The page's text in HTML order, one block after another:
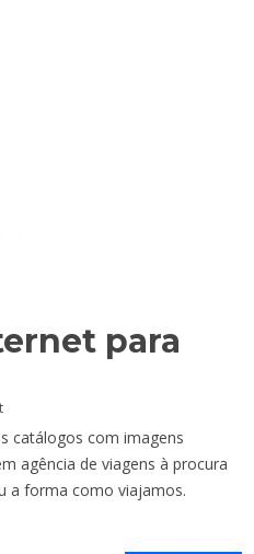
para
catálogos com imagens
agência de viagens à procura
a forma como viajamos.